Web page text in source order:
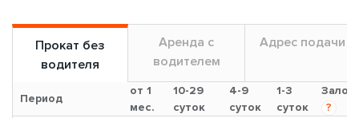
Прокат без
водителя
Аренда с
водителем
Адрес подачи
Период
от 1
мес.
10-29
суток
4-9
суток
1-3
суток
Залог
?